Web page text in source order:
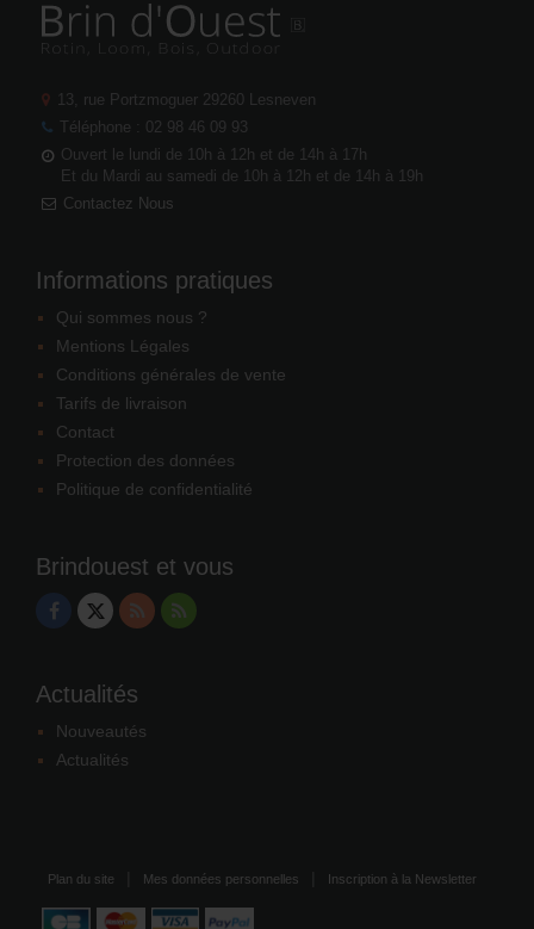
13, rue Portzmoguer 29260 Lesneven
Téléphone : 02 98 46 09 93
Ouvert le lundi de 10h à 12h et de 14h à 17h
Et du Mardi au samedi de 10h à 12h et de 14h à 19h
Contactez Nous
Informations pratiques
Qui sommes nous ?
Mentions Légales
Conditions générales de vente
Tarifs de livraison
Contact
Protection des données
Politique de confidentialité
Brindouest et vous
Actualités
Nouveautés
Actualités
Plan du site Mes données personnelles Inscription à la Newsletter